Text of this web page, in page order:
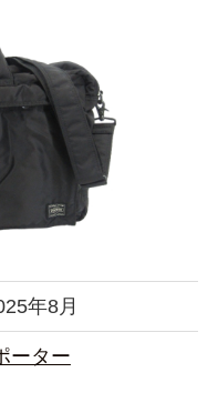
年8月
ーター